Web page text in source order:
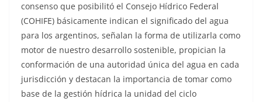
consenso que posibilitó el Consejo Hídrico Federal
(COHIFE) básicamente indican el significado del agua
para los argentinos, señalan la forma de utilizarla como
motor de nuestro desarrollo sostenible, propician la
conformación de una autoridad única del agua en cada
jurisdicción y destacan la importancia de tomar como
base de la gestión hídrica la unidad del ciclo